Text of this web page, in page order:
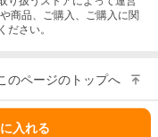
や商品、ご購入 、ご購入に関
ださい。
のページのトップへ
入れる